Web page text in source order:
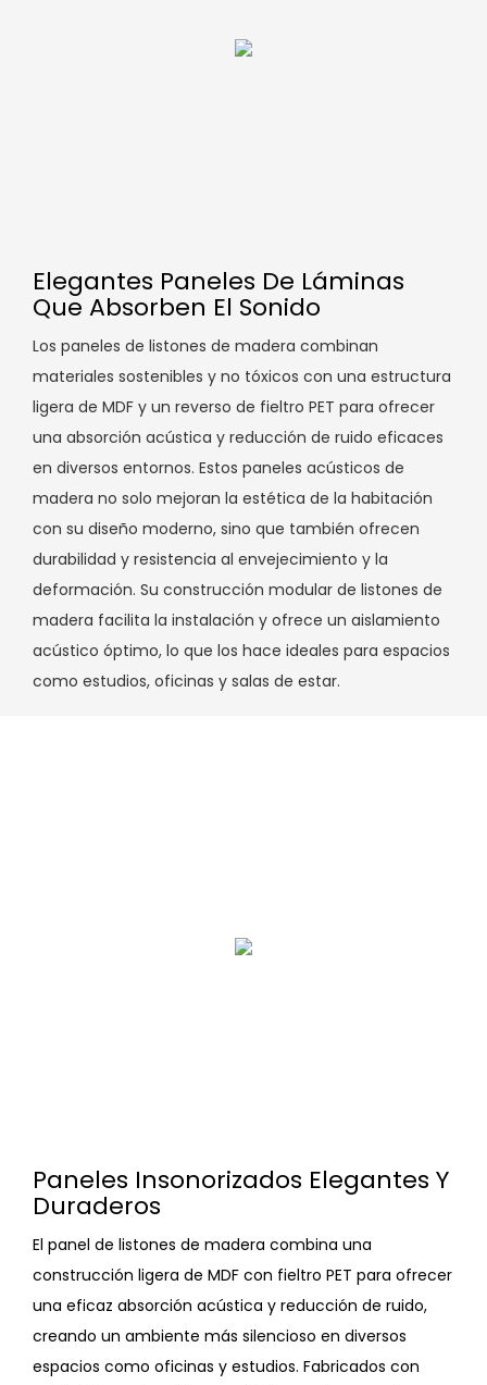
Elegantes Paneles De Láminas
Que Absorben El Sonido
Los paneles de listones de madera combinan
materiales sostenibles y no tóxicos con una estructura
ligera de MDF y un reverso de fieltro PET para ofrecer
una absorción acústica y reducción de ruido eficaces
en diversos entornos. Estos paneles acústicos de
madera no solo mejoran la estética de la habitación
con su diseño moderno, sino que también ofrecen
durabilidad y resistencia al envejecimiento y la
deformación. Su construcción modular de listones de
madera facilita la instalación y ofrece un aislamiento
acústico óptimo, lo que los hace ideales para espacios
como estudios, oficinas y salas de estar.
Paneles Insonorizados Elegantes Y
Duraderos
El panel de listones de madera combina una
construcción ligera de MDF con fieltro PET para ofrecer
una eficaz absorción acústica y reducción de ruido,
creando un ambiente más silencioso en diversos
espacios como oficinas y estudios. Fabricados con